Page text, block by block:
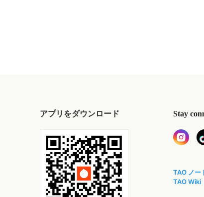
アプリをダウンロード Stay
TAO ノー
TAO Wiki